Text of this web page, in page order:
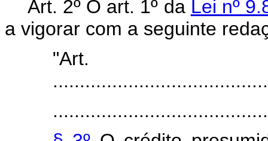
Art. 2º O art. 1º da Lei nº
a vigorar com a seguinte